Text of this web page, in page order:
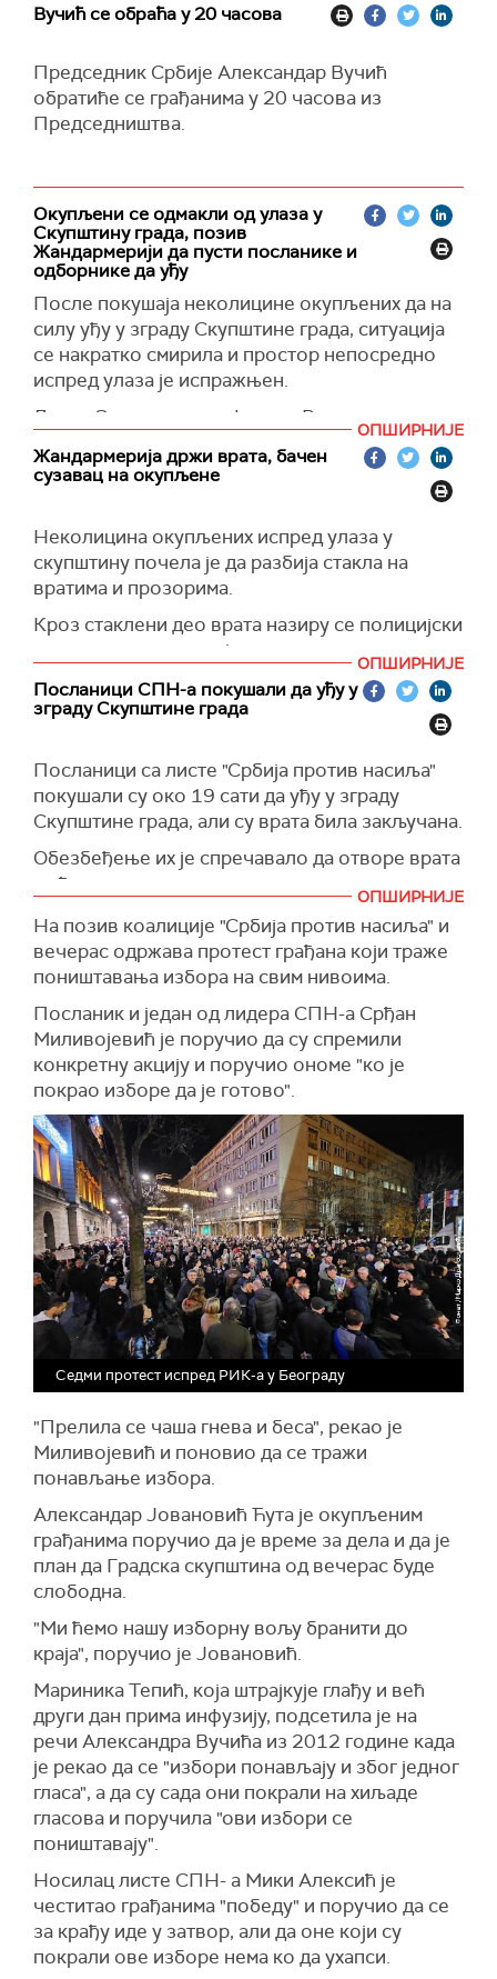
покушај насилног заузимања Скупштине града
Вучић се обраћа у 20 часова
Председник Србије Александар Вучић
обратиће се грађанима у 20 часова из
Председништва.
Окупљени се одмакли од улаза у
Скупштину града, позив
Жандармерији да пусти посланике и
одборнике да уђу
После покушаја неколицине окупљених да на
силу уђу у зграду Скупштине града, ситуација
се накратко смирила и простор непосредно
испред улаза је испражњен.
Лидер Зелено-левог фронта Радомир
Жандармерије да се склоне са врата и пусте
посланике и оборнике да уђу и да се обрате
ОПШИРНИЈЕ
Жандармерија држи врата, бачен
сузавац на окупљене
Неколицина окупљених испред улаза у
скупштину почела је да разбија стакла на
вратима и прозорима.
Кроз стаклени део врата назиру се полицијски
штититови што указује да су припадници
Жандармерије изунтра блокирали улаз.ОПШИРНИЈЕ
Посланици СПН-а покушали да уђу у
зграду Скупштине града
Посланици са листе "Србија против насиља"
покушали су око 19 сати да уђу у зграду
Скупштине града, али су врата била закључана.
Обезбеђење их је спречавало да отворе врата
и уђу у зграду.
Разбијено је стакло на улазним вратима.
Владимир Обрадовић је члановима
обезбеђења покушао да објасни да као члан
Привременог органа Града Београда има
канцеларију у Скупштини града и да има право
да уђе у зграду.
ОПШИРНИЈЕ
На позив коалиције "Србија против насиља" и
вечерас одржава протест грађана који траже
поништавања избора на свим нивоима.
Посланик и један од лидера СПН-а Срђан
Миливојевић је поручио да су спремили
конкретну акцију и поручио ономе "ко је
покрао изборе да је готово".
Седми протест испред РИК-а у Београду
"Прелила се чаша гнева и беса", рекао је
Миливојевић и поновио да се тражи
понављање избора.
Александар Јовановић Ћута је окупљеним
грађанима поручио да је време за дела и да је
план да Градска скупштина од вечерас буде
слободна.
"Ми ћемо нашу изборну вољу бранити до
краја", поручио је Јовановић.
Мариника Тепић, која штрајкује глађу и већ
други дан прима инфузију, подсетила је на
речи Александра Вучића из 2012 године када
је рекао да се "избори понављају и због једног
гласа", а да су сада они покрали на хиљаде
гласова и поручила "ови избори се
поништавају".
Носилац листе СПН- а Мики Алексић је
честитао грађанима "победу" и поручио да се
за крађу иде у затвор, али да оне који су
покрали ове изборе нема ко да ухапси.